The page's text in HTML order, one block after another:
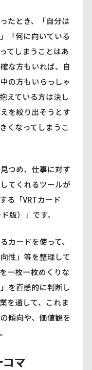
たとき、「自分は
「何に向いている
てしまうことはあ
な方もいれば、自
の方もいらっしゃ
えている方は決し
を絞り出そうとす
くなってしまうこ
つめ、仕事に対す
てくれるツールが
る「VRTカード
版）」です。
カードを使って、
性」等を整理して
一枚一枚めくりな
を直感的に判断し
を通して、これま
傾向や、価値観を
マ